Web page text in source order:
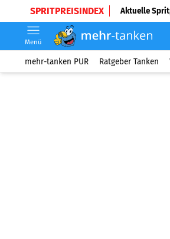
SPRITPREISINDEX Aktuelle
Menü
mehr-tanken PUR Ratgeber Tanken